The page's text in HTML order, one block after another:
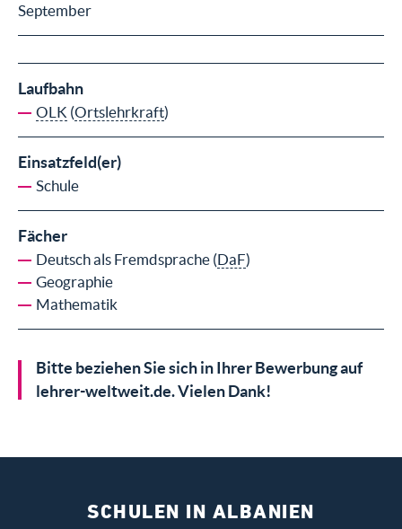
September
Laufbahn
OLK (Ortslehrkraft)
Einsatzfeld(er)
Schule
Fächer
Deutsch als Fremdsprache (DaF)
Geographie
Mathematik
Bitte beziehen Sie sich in Ihrer Bewerbung auf
lehrer-weltweit.de. Vielen Dank!
SCHULEN IN ALBANIEN